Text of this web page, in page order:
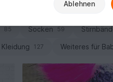
85 Socken 59
127 Weiteres für
Ablehnen